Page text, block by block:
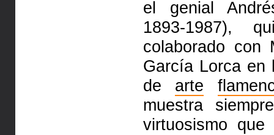
el genial
1893-1987),
colaborado
García Lorca en
de arte
muestra
virtuosismo